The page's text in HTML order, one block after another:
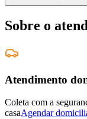
Sobre o
Atendimento
Coleta com a
casaAgendar